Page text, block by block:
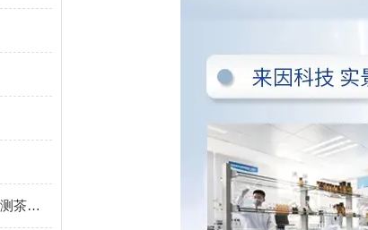
农药残留检测仪器设备快速准确检测茶叶中的农药残留